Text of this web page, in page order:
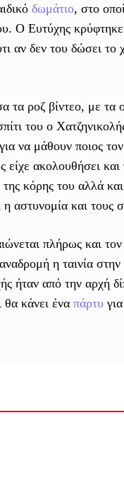
δωμάτιο, στο
Ο Ευτύχης
αν δεν του δώσει το
τα ροζ βίντεο, με
του ο
να μάθουν ποιος
ακολουθήσει
κόρης του αλλά
η αστυνομία και τους
πλήρως και
η ταινία στην
ήταν από την αρχή
κάνει ένα πάρτυ